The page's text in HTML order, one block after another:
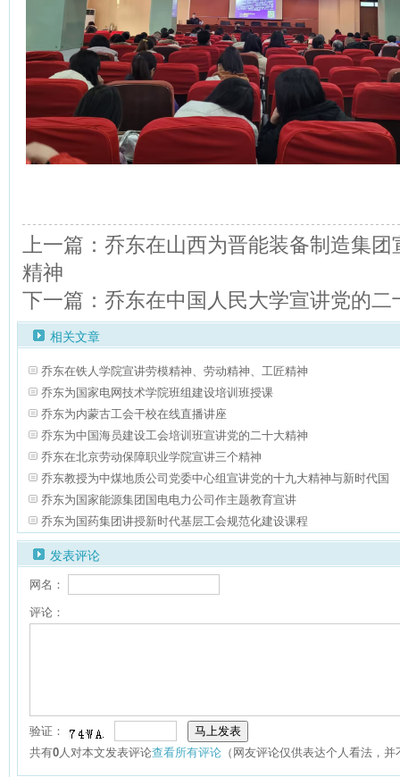
上一篇：乔东在山西为晋能装备制造集
精神
下一篇：乔东在中国人民大学宣讲党的二
相关文章
乔东在铁人学院宣讲劳模精神、劳动精神、工匠精神
乔东为国家电网技术学院班组建设培训班授课
乔东为内蒙古工会干校在线直播讲座
乔东为中国海员建设工会培训班宣讲党的二十大精神
乔东在北京劳动保障职业学院宣讲三个精神
乔东教授为中煤地质公司党委中心组宣讲党的十九大精神与新时代国
乔东为国家能源集团国电电力公司作主题教育宣讲
乔东为国药集团讲授新时代基层工会规范化建设课程
发表评论
网名：
评论：
验证：
共有0人对本文发表评论查看所有评论 （网友评论仅供表达个人看法，